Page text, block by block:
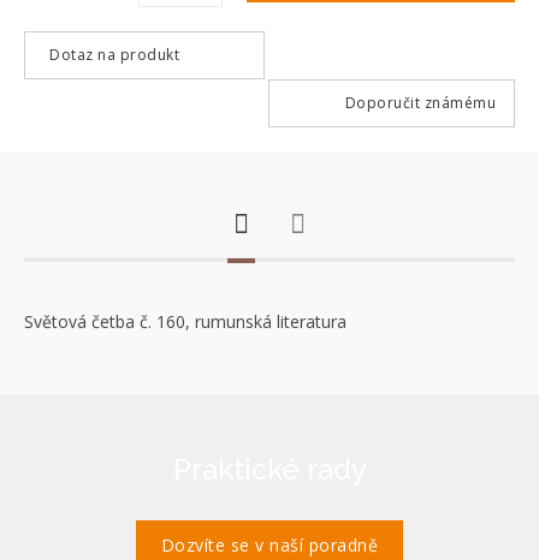
Dotaz na produkt
Doporučit známému
Světová četba č. 160, rumunská literatura
Dozvíte se v naší poradně